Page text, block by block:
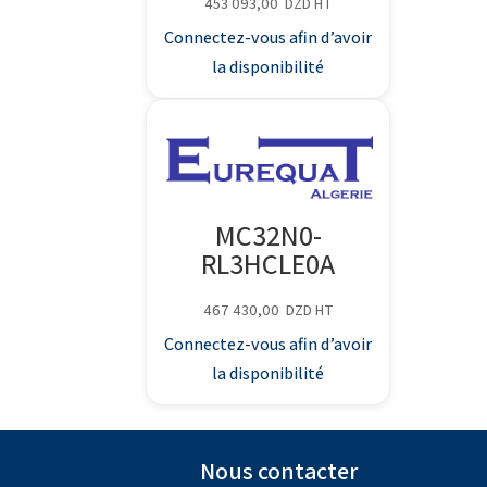
Connectez-vous afin d’avoir
la disponibilité
MC32N0-
RL3HCLE0A
467 430,00 DZD HT
Connectez-vous afin d’avoir
la disponibilité
Nous contacter